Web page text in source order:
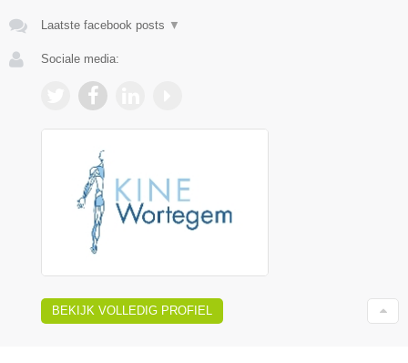
Laatste facebook posts ▼
Sociale media:
BEKIJK VOLLEDIG PROFIEL